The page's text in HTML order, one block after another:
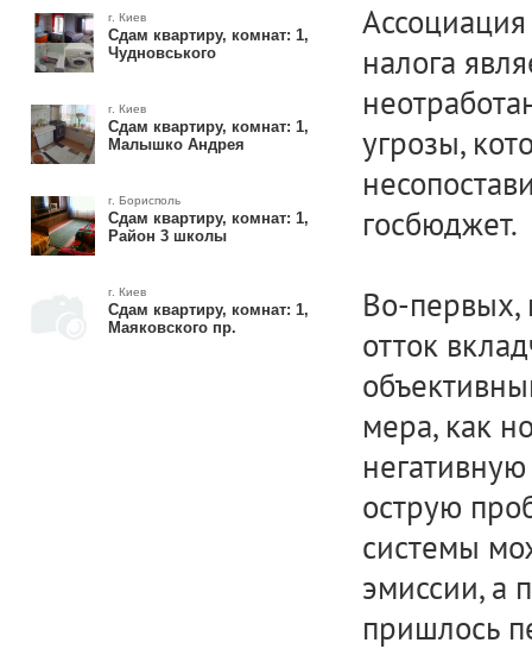
г. Киев
Сдам квартиру, комнат: 1,
Чудновського
г. Киев
Сдам квартиру, комнат: 1,
Малышко Андрея
г. Борисполь
Сдам квартиру, комнат: 1,
Район 3 школы
г. Киев
Сдам квартиру, комнат: 1,
Маяковского пр.
Ассоциация
налога
угрозы,
госбюджет.
Во-первых,
отток
мера, как
острую
системы
эмиссии, а
пришлось